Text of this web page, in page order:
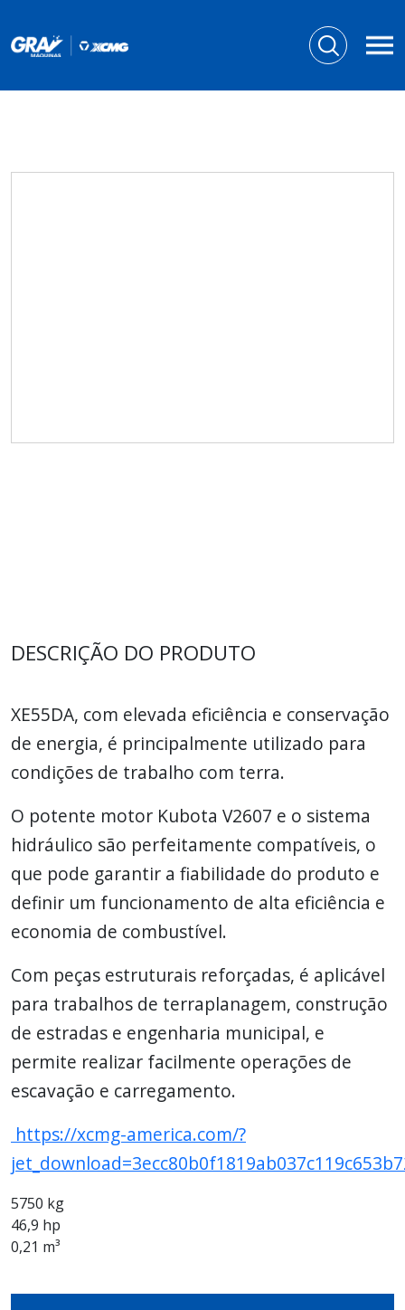
DESCRIÇÃO DO PRODUTO
XE55DA, com elevada eficiência e conservação
de energia, é principalmente utilizado para
condições de trabalho com terra.
O potente motor Kubota V2607 e o sistema
hidráulico são perfeitamente compatíveis, o
que pode garantir a fiabilidade do produto e
definir um funcionamento de alta eficiência e
economia de combustível.
Com peças estruturais reforçadas, é aplicável
para trabalhos de terraplanagem, construção
de estradas e engenharia municipal, e
permite realizar facilmente operações de
escavação e carregamento.
https://xcmg-america.com/?
5750 kg
46,9 hp
0,21 m³